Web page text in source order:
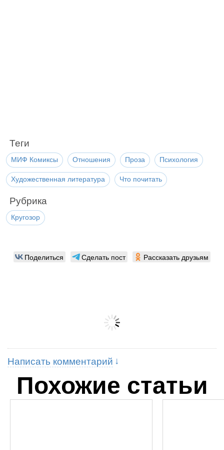
Теги
МИФ Комиксы Отношения Проза Психология
Художественная литература Что почитать
Рубрика
Кругозор
Поделиться Сделать пост Рассказать друзьям
Написать комментарий
Похожие статьи